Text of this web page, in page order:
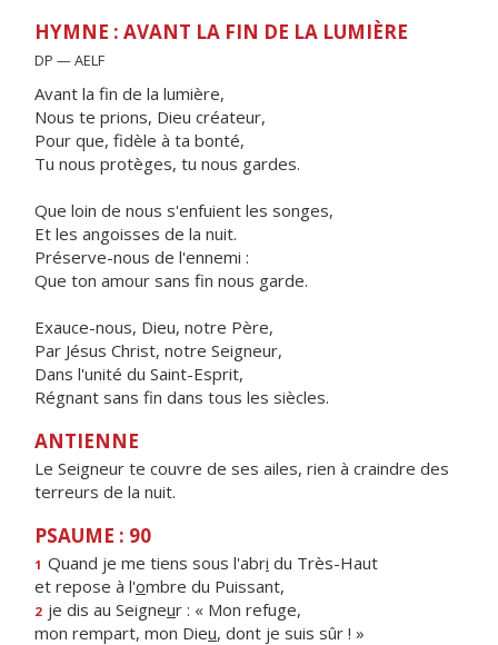
HYMNE : AVANT LA FIN DE LA LUMIÈRE
DP — AELF
Avant la fin de la lumière,
Nous te prions, Dieu créateur,
Pour que, fidèle à ta bonté,
Tu nous protèges, tu nous gardes.
Que loin de nous s'enfuient les songes,
Et les angoisses de la nuit.
Préserve-nous de l'ennemi :
Que ton amour sans fin nous garde.
Exauce-nous, Dieu, notre Père,
Par Jésus Christ, notre Seigneur,
Dans l'unité du Saint-Esprit,
Régnant sans fin dans tous les siècles.
ANTIENNE
Le Seigneur te couvre de ses ailes, rien à craindre des
terreurs de la nuit.
PSAUME : 90
1 Quand je me tiens sous l'abri du Très-Haut
et repose à l'ombre du Puissant,
2 je dis au Seigneur : « Mon refuge,
mon rempart, mon Dieu, dont je suis sûr ! »